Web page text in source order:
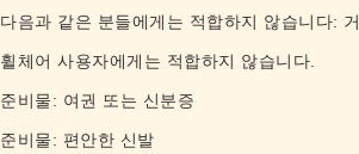
다음과 같은 분들에게는 적합하지 않습니다:
휠체어 사용자에게는 적합하지 않습니다.
준비물: 여권 또는 신분증
준비물: 편안한 신발